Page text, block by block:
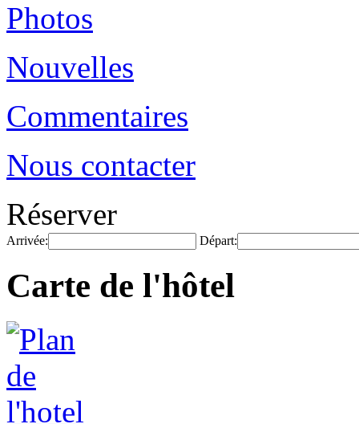
Photos
Nouvelles
Commentaires
Nous contacter
Réserver
Arrivée: Départ:
Carte de l'hôtel